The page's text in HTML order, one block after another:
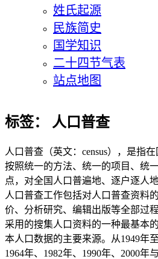
姓氏起源
民族简史
国学知识
二十四节气表
站点地图
标签： 人口普查
人口普查（英文：census），是指
按照统一的方法、统一的项目、统
点，对全国人口普遍地、逐户逐人
人口普查工作包括对人口普查资料
价、分析研究、编辑出版等全部过
采用的搜集人口资料的一种最基本
本人口数据的主要来源。从1949年
1964年、1982年、1990年、2000年